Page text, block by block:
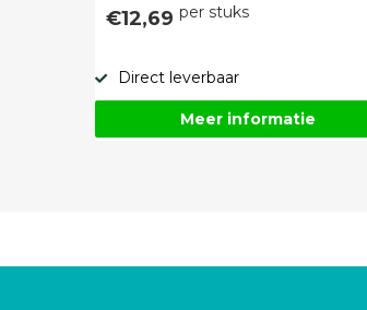
€12,69 per stuks
Direct leverbaar
Meer informatie